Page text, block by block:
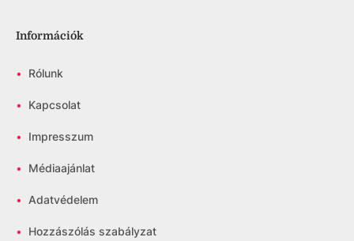
Információk
• Rólunk
• Kapcsolat
• Impresszum
• Médiaajánlat
• Adatvédelem
• Hozzászólás szabályzat